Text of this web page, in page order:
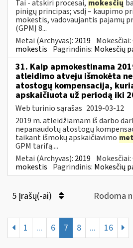
Tai - atskiri procesai, mokesčių
pinigų principas; vsdį – kaupimo
mokestis, vadovaujantis pajamų
(GPMĮ 8...
Metai (Archyvas): 2019 Mokesčiai:
mokestis Pagrindinis: Mokesčių
31. Kaip apmokestinama
atleidimo atveju išmokėta
atostogų kompensacija,
apskaičiuota už periodą iki
Web turinio sąrašas 2019-03-12
2019 m. atleidžiamam iš darbo
nepanaudotų atostogų
taikant išmokų apskaičiavimo
GPM tarifą....
Metai (Archyvas): 2019 Mokesčiai:
mokestis Pagrindinis: Mokesčių
5 Įrašų(-ai) Rodoma
1 ... 6 7 8 ... 16